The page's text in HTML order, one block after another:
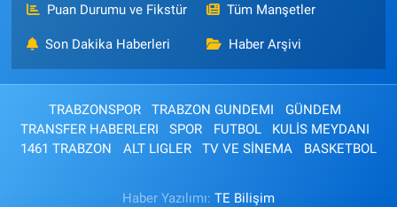
Puan Durumu ve Fikstür Tüm Manşetler
Son Dakika Haberleri Haber Arşivi
TRABZONSPOR TRABZON GUNDEMI
GÜNDEM
TRANSFER HABERLERI
SPOR FUTBOL
KULİS MEYDANI
1461 TRABZON
ALT LIGLER TV VE SİNEMA BASKETBOL
Haber Yazılımı: TE Bilişim